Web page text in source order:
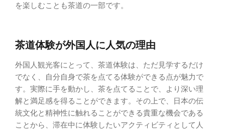
を楽しむことも茶道の一部です。
茶道体験が外国人に人気の理由
外国人観光客にとって、茶道体験は、ただ見学するだけ
でなく、自分自身で茶を点てる体験ができる点が魅力で
す。実際に手を動かし、茶を点てることで、より深い理
解と満足感を得ることができます。その上で、日本の伝
統文化と精神性に触れることができる貴重な機会である
ことから、滞在中に体験したいアクティビティとして人